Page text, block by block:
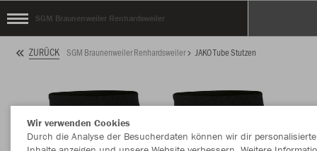
SGM Braunenweiler Renhardsweiler
ZURÜCK SGM Braunenweiler Renhardsweiler JAKO Tube Stutzen
Wir verwenden Cookies
Durch die Analyse der Besucherdaten können wir dir personalisierte